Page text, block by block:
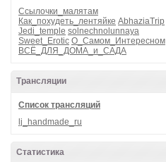
Ссылочки_малятам
Как_похудеть_лентяйке AbhaziaTrip
Jedi_temple solnechnolunnaya
Sweet_Erotic О_Самом_Интересном
ВСЁ_ДЛЯ_ДОМА_и_САДА
Трансляции
Список трансляций
lj_handmade_ru
Статистика